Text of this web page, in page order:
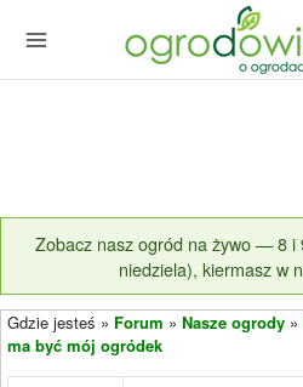
Zobacz nasz ogród na żywo — 8 i
niedziela), kiermasz w
Gdzie jesteś » Forum » Nasze ogrody »
ma być mój ogródek